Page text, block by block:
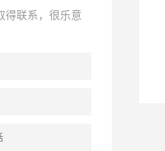
得联系，很乐意